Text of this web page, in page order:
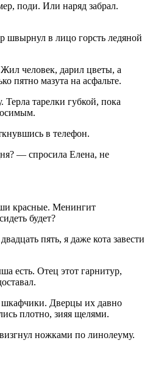
поди. Или наряд забрал.
швырнул в лицо горсть ледяной
человек, дарил цветы, а
пятно мазута на асфальте.
тарелки губкой, пока
в телефон.
— спросила Елена, не
красные. Менингит
будет?
пять, я даже кота завести
есть. Отец этот гарнитур,
Дверцы их давно
плотно, зияя щелями.
ножками по линолеуму.